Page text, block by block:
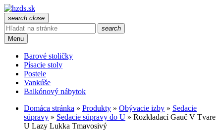
search close
search
Menu
Barové stoličky
Písacie stoly
Postele
Vankúše
Balkónový nábytok
Domáca stránka » Produkty » Obývacie izby » Sedacie
súpravy » Sedacie súpravy do U » Rozkladací Gauč V Tvare
U Lazy Lukka Tmavosivý